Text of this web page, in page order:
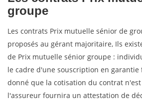
groupe
Les contrats Prix mutuelle sénior de
proposés au gérant majoritaire, Ils
de Prix mutuelle sénior groupe :
le cadre d'une souscription en
donné que la cotisation du contrat
l'assureur fournira un attestation de